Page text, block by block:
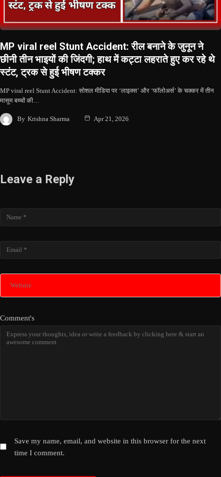
MP viral reel Stunt Accident: रील बनाने के जुनून ने
छीनी तीन भाइयों की जिंदगी; हाथ में कट्टा लहराते हुए कर रहे थे
स्टंट, ट्रक से हुई भीषण टक्कर
MP viral reel Stunt Accident: सोशल मीडिया पर ‘लाइक्स’ और ‘फॉलोअर्स’ के चक्कर में तीन
मासूम बच्चों की…
By Krishna Sharma Apr 21, 2026
Leave a Reply
Comment's
Save my name, email, and website in this browser for the next
time I comment.